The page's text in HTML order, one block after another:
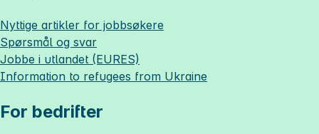
Nyttige artikler for jobbsøkere
Spørsmål og svar
Jobbe i utlandet (EURES)
Information to refugees from Ukraine
For bedrifter